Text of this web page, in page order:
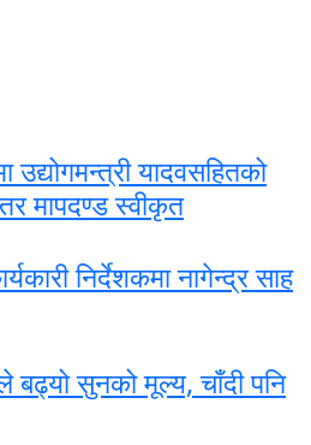
यादवसहितको
मापदण्ड स्वीकृत
निर्देशकमा नागेन्द्र साह
बढ्यो सुनको मूल्य, चाँदी पनि